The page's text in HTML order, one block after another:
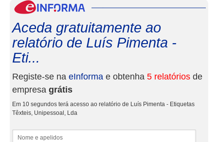
Aceda gratuitamente ao
relatório de Luís Pimenta -
Eti...
Registe-se na eInforma e obtenha 5 relatórios de
empresa grátis
Em 10 segundos terá acesso ao relatório de Luís Pimenta - Etiquetas
Têxteis, Unipessoal, Lda